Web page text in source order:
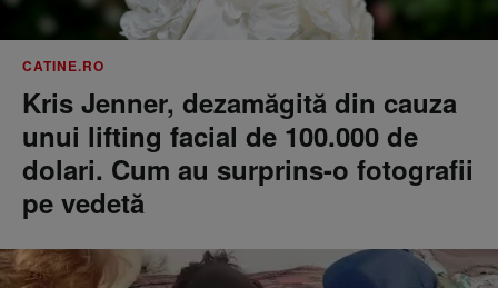
CATINE.RO
Kris Jenner, dezamăgită din cauza
unui lifting facial de 100.000 de
dolari. Cum au surprins-o fotografii
pe vedetă